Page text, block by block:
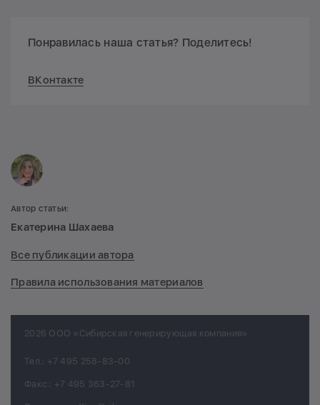
Понравилась наша статья? Поделитесь!
ВКонтакте
Автор статьи:
Екатерина Шахаева
Все публикации автора
Правила использования материалов
2026 ООО «Сибирская генерирующая компания»
Тел.: +7 495 258-83-00
Факс.: +7 495 363-27-81